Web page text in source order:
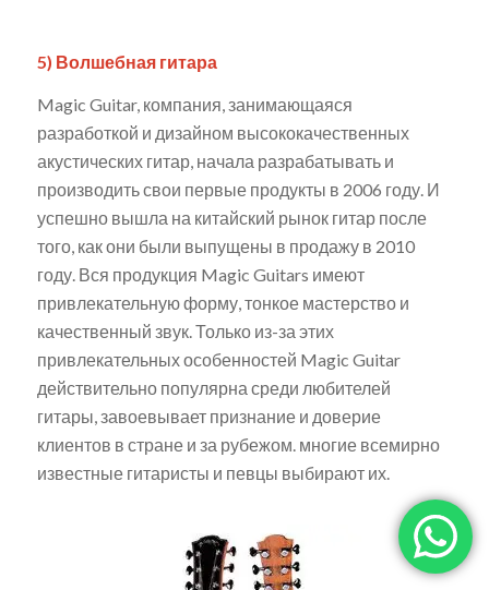
5) Волшебная гитара
Magic Guitar, компания, занимающаяся
разработкой и дизайном высококачественных
акустических гитар, начала разрабатывать и
производить свои первые продукты в 2006 году. И
успешно вышла на китайский рынок гитар после
того, как они были выпущены в продажу в 2010
году. Вся продукция Magic Guitars имеют
привлекательную форму, тонкое мастерство и
качественный звук. Только из-за этих
привлекательных особенностей Magic Guitar
действительно популярна среди любителей
гитары, завоевывает признание и доверие
клиентов в стране и за рубежом. многие всемирно
известные гитаристы и певцы выбирают их.